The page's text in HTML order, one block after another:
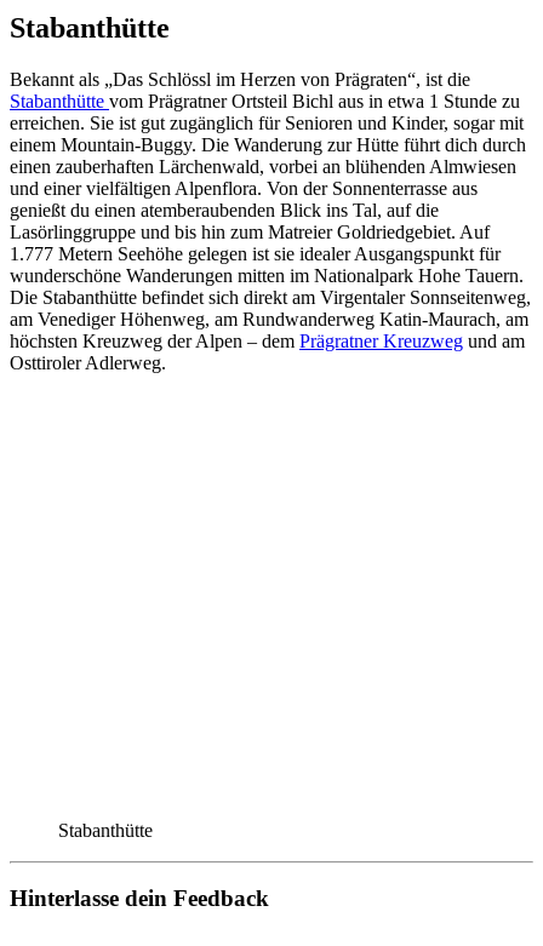
Stabanthütte
Bekannt als „Das Schlössl im Herzen von Prägraten“, ist die
Stabanthütte vom Prägratner Ortsteil Bichl aus in etwa 1 Stunde zu
erreichen. Sie ist gut zugänglich für Senioren und Kinder, sogar mit
einem Mountain-Buggy. Die Wanderung zur Hütte führt dich durch
einen zauberhaften Lärchenwald, vorbei an blühenden Almwiesen
und einer vielfältigen Alpenflora. Von der Sonnenterrasse aus
genießt du einen atemberaubenden Blick ins Tal, auf die
Lasörlinggruppe und bis hin zum Matreier Goldriedgebiet. Auf
1.777 Metern Seehöhe gelegen ist sie idealer Ausgangspunkt für
wunderschöne Wanderungen mitten im Nationalpark Hohe Tauern.
Die Stabanthütte befindet sich direkt am Virgentaler Sonnseitenweg,
am Venediger Höhenweg, am Rundwanderweg Katin-Maurach, am
höchsten Kreuzweg der Alpen – dem Prägratner Kreuzweg und am
Osttiroler Adlerweg.
Stabanthütte
Hinterlasse dein Feedback